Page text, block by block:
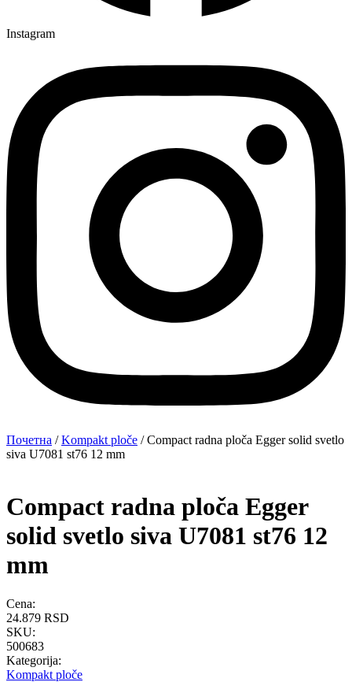
Instagram
Почетна /Kompakt ploče / Compact radna ploča Egger solid svetlo
siva U7081 st76 12 mm
Compact radna ploča Egger
solid svetlo siva U7081 st76 12
mm
Cena:
24.879 RSD
SKU:
500683
Kategorija:
Kompakt ploče